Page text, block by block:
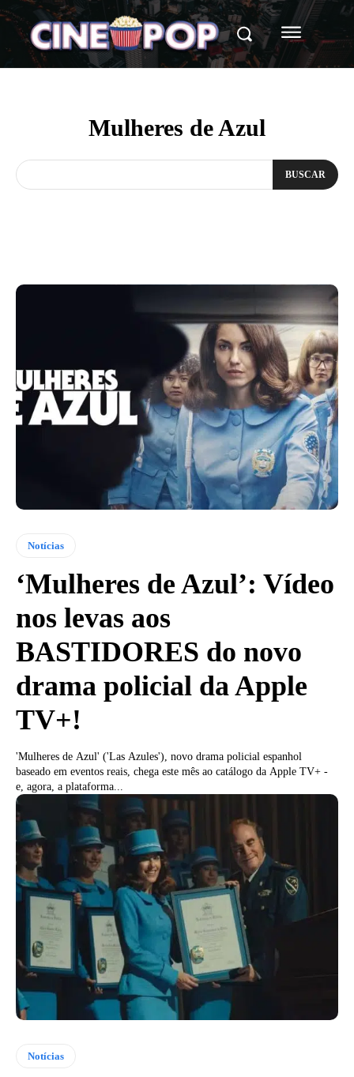
Mulheres de Azul
BUSCAR
Notícias
‘Mulheres de Azul’: Vídeo
nos levas aos
BASTIDORES do novo
drama policial da Apple
TV+!
'Mulheres de Azul' ('Las Azules'), novo drama policial espanhol
baseado em eventos reais, chega este mês ao catálogo da Apple TV+ -
e, agora, a plataforma...
Notícias